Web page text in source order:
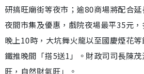
研搞旺廟街等夜市；逾80商場將配合
夜間市集及優惠，戲院夜場最平35元
晚上10時，大坑舞火龍以至國慶煙花
鐵推晚間「搭5送1」。財政司司長陳
旺，自然財氣旺」。